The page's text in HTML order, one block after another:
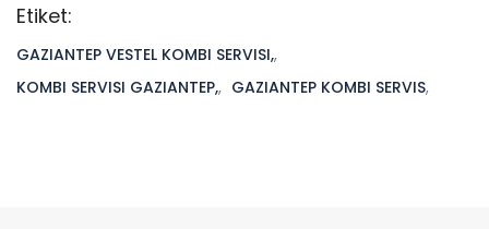
Etiket:
GAZIANTEP VESTEL KOMBI SERVISI,,
KOMBI SERVISI GAZIANTEP,, GAZIANTEP KOMBI SERVIS,